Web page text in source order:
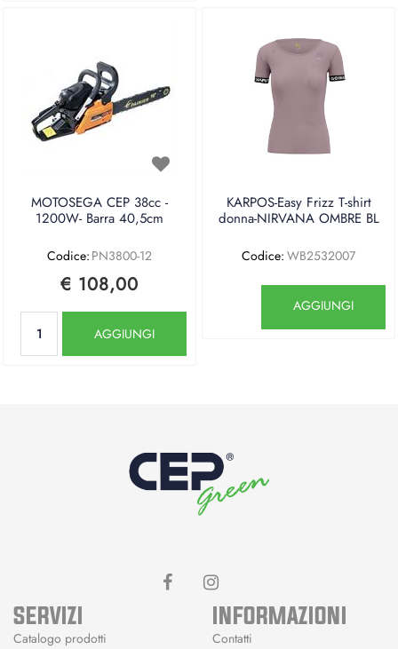
MOTOSEGA CEP 38cc -
1200W- Barra 40,5cm
Codice: PN3800-12
€ 108,00
AGGIUNGI
KARPOS-Easy Frizz T-shirt
donna-NIRVANA OMBRE BL
Codice: WB2532007
AGGIUNGI
SERVIZI
Catalogo prodotti
INFORMAZIONI
Contatti